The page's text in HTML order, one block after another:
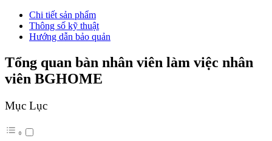
Chi tiết sản phẩm
Thông số kỹ thuật
Hướng dẫn bảo quản
Tổng quan bàn nhân viên làm việc nhân
viên BGHOME
Mục Lục